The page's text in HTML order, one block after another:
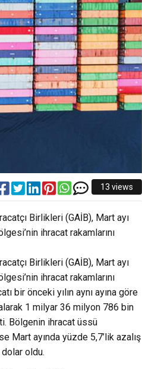
13 views
Birlikleri (GAİB), Mart ayı
ihracat rakamlarını
Birlikleri (GAİB), Mart ayı
ihracat rakamlarını
bir önceki yılın aynı ayına göre
1 milyar 36 milyon 786 bin
Bölgenin ihracat üssü
Mart ayında yüzde 5,7’lik azalış
oldu.